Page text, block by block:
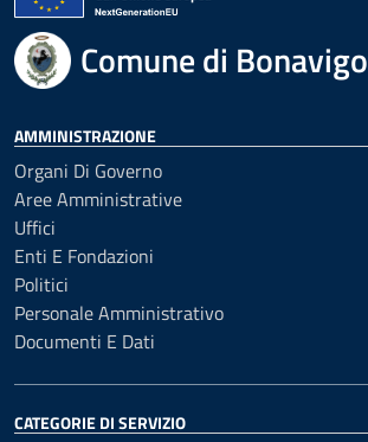
Comune di Bonavigo
AMMINISTRAZIONE
Organi Di Governo
Aree Amministrative
Uffici
Enti E Fondazioni
Politici
Personale Amministrativo
Documenti E Dati
CATEGORIE DI SERVIZIO